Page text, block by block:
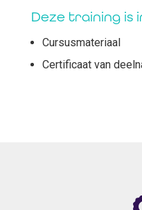
Deze training is
Cursusmateriaal
Certificaat van